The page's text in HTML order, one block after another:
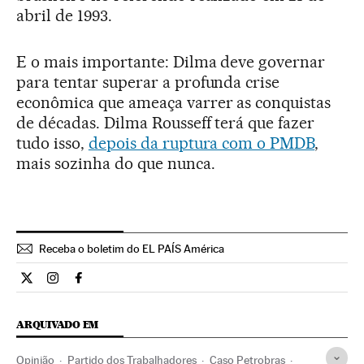
abril de 1993.
E o mais importante: Dilma deve governar
para tentar superar a profunda crise
econômica que ameaça varrer as conquistas
de décadas. Dilma Rousseff terá que fazer
tudo isso, depois da ruptura com o PMDB,
mais sozinha do que nunca.
Receba o boletim do EL PAÍS América
Opiniao El País Brasil en Twitter
Opiniao El País Brasil en Instagram
Opiniao El País Brasil en Facebook
ARQUIVADO EM
Opinião Partido dos Trabalhadores Caso Petrobras